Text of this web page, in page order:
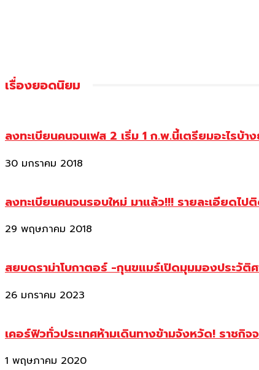
เรื่องยอดนิยม
ลงทะเบียนคนจนเฟส 2 เริ่ม 1 ก.พ.นี้เตรียมอะไรบ้า
30 มกราคม 2018
ลงทะเบียนคนจนรอบใหม่ มาแล้ว!!! รายละเอียดไ
29 พฤษภาคม 2018
สยบดราม่าโบกาตอร์ -กุนขแมร์เปิดมุมมองประวัติ
26 มกราคม 2023
เคอร์ฟิวทั่วประเทศห้ามเดินทางข้ามจังหวัด! ราชกิจ
1 พฤษภาคม 2020